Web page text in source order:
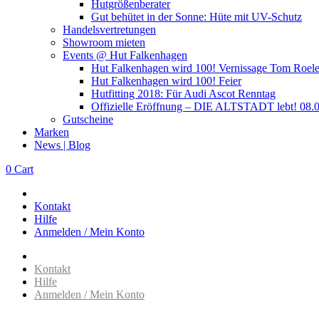
Hutgrößenberater
Gut behütet in der Sonne: Hüte mit UV-Schutz
Handelsvertretungen
Showroom mieten
Events @ Hut Falkenhagen
Hut Falkenhagen wird 100! Vernissage Tom
Hut Falkenhagen wird 100! Feier
Hutfitting 2018: Für Audi Ascot Renntag
Offizielle Eröffnung – DIE ALTSTADT lebt!
Gutscheine
Marken
News | Blog
0 Cart
Kontakt
Hilfe
Anmelden / Mein Konto
Kontakt
Hilfe
Anmelden / Mein Konto